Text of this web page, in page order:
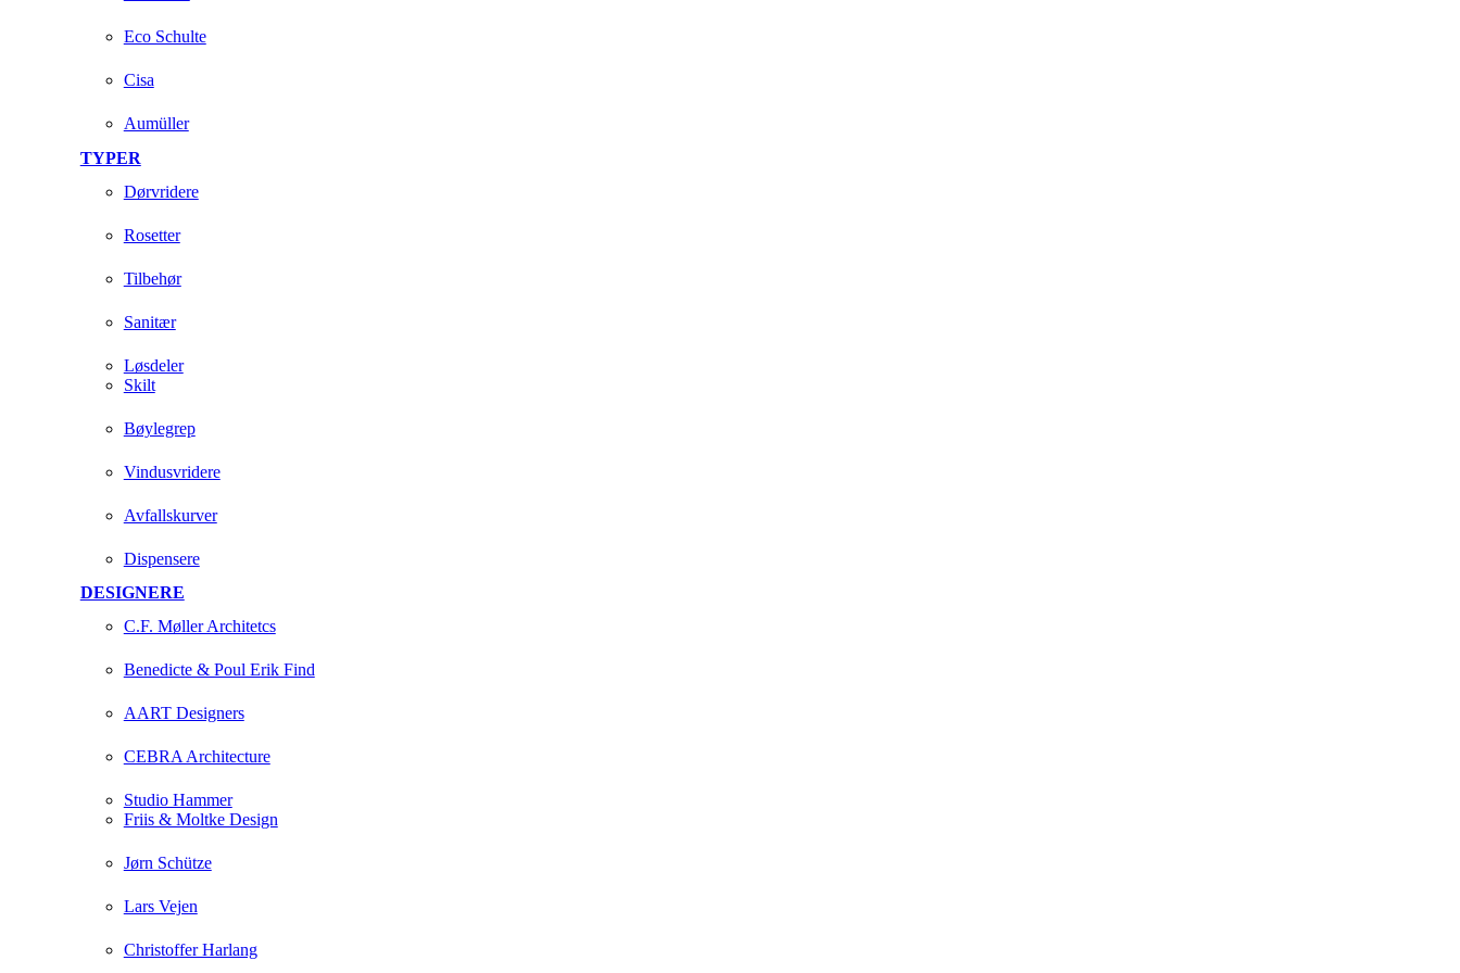
Eco Schulte
Cisa
Aumüller
TYPER
Dørvridere
Rosetter
Tilbehør
Sanitær
Løsdeler
Skilt
Bøylegrep
Vindusvridere
Avfallskurver
Dispensere
DESIGNERE
C.F. Møller Architetcs
Benedicte & Poul Erik Find
AART Designers
CEBRA Architecture
Studio Hammer
Friis & Moltke Design
Jørn Schütze
Lars Vejen
Christoffer Harlang